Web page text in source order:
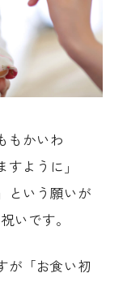
もかいわ
ように」
という願いが
いです。
が「お食い初